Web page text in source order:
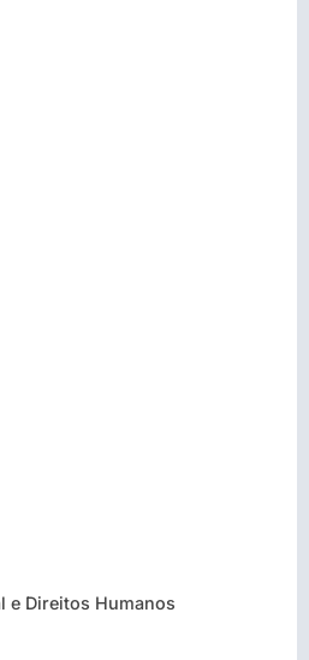
e Direitos Humanos